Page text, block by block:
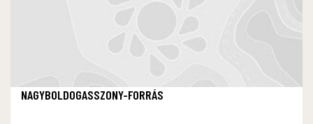
NAGYBOLDOGASSZONY-FORRÁS